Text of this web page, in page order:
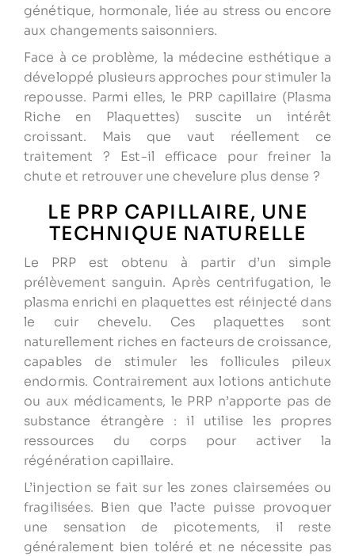
génétique, hormonale, liée au stress ou encore
aux changements saisonniers.
Face à ce problème, la médecine esthétique a
développé plusieurs approches pour stimuler la
repousse. Parmi elles, le PRP capillaire (Plasma
Riche en Plaquettes) suscite un intérêt
croissant. Mais que vaut réellement ce
traitement ? Est-il efficace pour freiner la
chute et retrouver une chevelure plus dense ?
LE PRP CAPILLAIRE, UNE
TECHNIQUE NATURELLE
Le PRP est obtenu à partir d’un simple
prélèvement sanguin. Après centrifugation, le
plasma enrichi en plaquettes est réinjecté dans
le cuir chevelu. Ces plaquettes sont
naturellement riches en facteurs de croissance,
capables de stimuler les follicules pileux
endormis. Contrairement aux lotions antichute
ou aux médicaments, le PRP n’apporte pas de
substance étrangère : il utilise les propres
ressources du corps pour activer la
régénération capillaire.
L’injection se fait sur les zones clairsemées ou
fragilisées. Bien que l’acte puisse provoquer
une sensation de picotements, il reste
généralement bien toléré et ne nécessite pas